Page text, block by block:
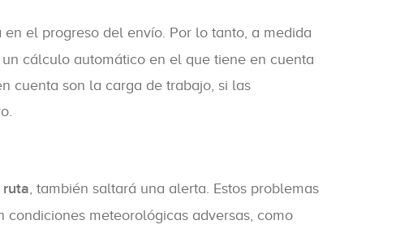
en el progreso del envío. Por lo tanto, a medida
cálculo automático en el que tiene en cuenta
cuenta son la carga de trabajo, si las
ruta, también saltará una alerta. Estos problemas
meteorológicas adversas, como